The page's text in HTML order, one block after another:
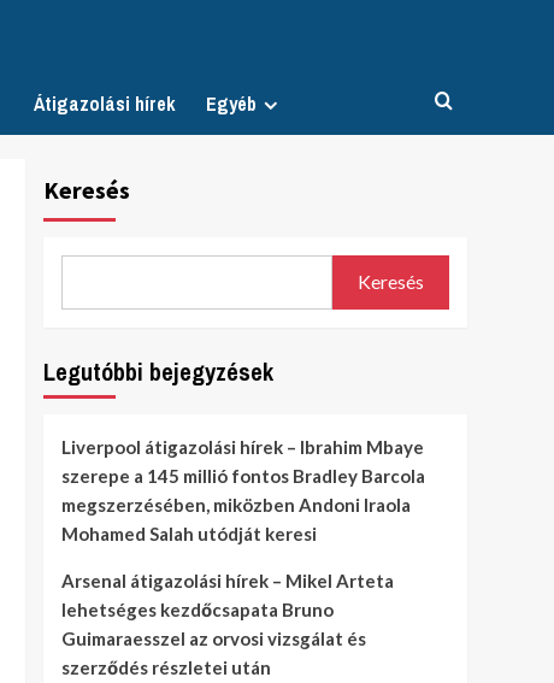
Átigazolási hírek Egyéb
Keresés
Keresés
Legutóbbi bejegyzések
Liverpool átigazolási hírek – Ibrahim Mbaye
szerepe a 145 millió fontos Bradley Barcola
megszerzésében, miközben Andoni Iraola
Mohamed Salah utódját keresi
Arsenal átigazolási hírek – Mikel Arteta
lehetséges kezdőcsapata Bruno
Guimaraesszel az orvosi vizsgálat és
szerződés részletei után